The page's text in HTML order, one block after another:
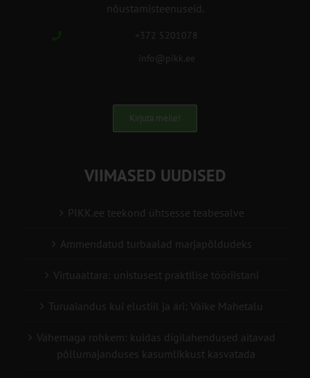
nõustamisteenuseid.
+372 5201078
info@pikk.ee
Kirjuta meile!
VIIMASED UUDISED
PIKK.ee teekond ühtsesse teabesalve
Ammendatud turbaalad marjapõldudeks
Virtuaaltara: unistusest praktilise tööriistani
Turuaiandus kui elustiil ja äri: Väike Mahetalu
Vähemaga rohkem: kuidas digilahendused aitavad
põllumajanduses kasumlikkust kasvatada